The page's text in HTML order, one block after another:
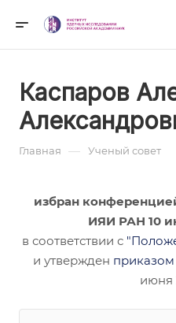
Каспаров
Главная — Ученый совет
избран
ИЯИ РАН 10
в соответствии с
и утвержден приказом
июня